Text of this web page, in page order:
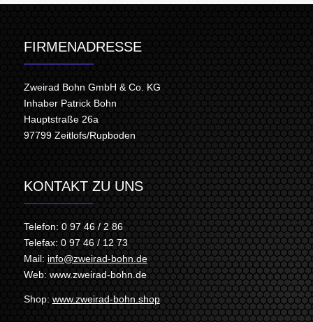
FIRMENADRESSE
Zweirad Bohn GmbH & Co. KG
Inhaber Patrick Bohn
Hauptstraße 26a
97799 Zeitlofs/Rupboden
KONTAKT ZU UNS
Telefon: 0 97 46 / 2 86
Telefax: 0 97 46 / 12 73
Mail: info@zweirad-bohn.de
Web: www.zweirad-bohn.de
Shop: www.zweirad-bohn.shop